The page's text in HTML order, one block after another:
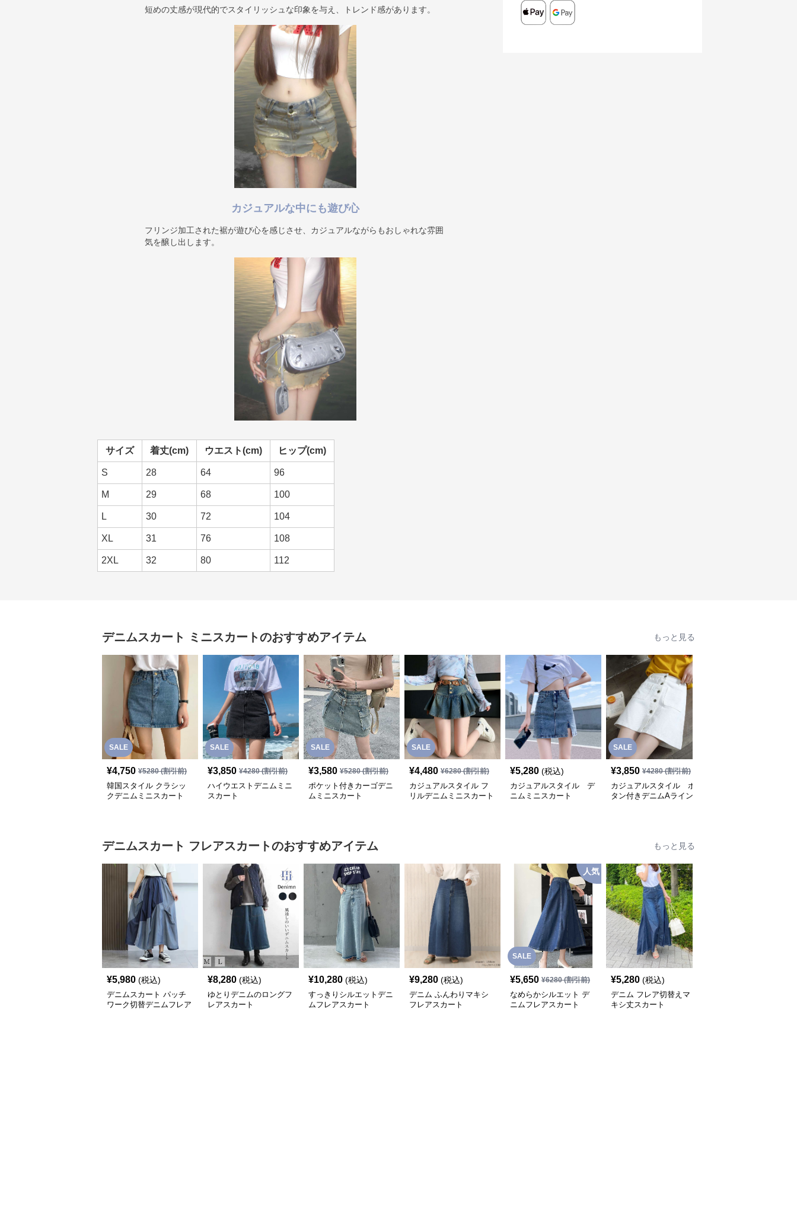
短めの丈感が現代的でスタイリッシュな印象を与え、トレンド感があります。
カジュアルな中にも遊び心
フリンジ加工された裾が遊び心を感じさせ、カジュアルながらもおしゃれな雰囲
気を醸し出します。
サイズ 着丈(cm) ウエスト(cm) ヒップ(cm)
S 28 64 96
M 29 68 100
L 30 72 104
XL 31 76 108
2XL 32 80 112
デニムスカート ミニスカートのおすすめアイテム もっと見る
SALE
¥4,750 ¥5280(割引前)
韓国スタイル クラシッ
クデニムミニスカート
SALE
¥3,850 ¥4280(割引前)
ハイウエストデニムミニ
スカート
SALE
¥3,580 ¥5280(割引前)
ポケット付きカーゴデニ
ムミニスカート
SALE
¥4,480 ¥6280(割引前)
カジュアルスタイル フ
リルデニムミニスカート
¥5,280 (税込)
カジュアルスタイル デ
ニムミニスカート
SALE
¥3,850 ¥4280(割引前)
カジュアルスタイル ボ
タン付きデニムAライン
デニムスカート フレアスカートのおすすめアイテム もっと見る
¥5,980 (税込)
デニムスカート パッチ
ワーク切替デニムフレア
¥8,280 (税込)
ゆとりデニムのロングフ
レアスカート
¥10,280 (税込)
すっきりシルエットデニ
ムフレアスカート
¥9,280 (税込)
デニム ふんわりマキシ
フレアスカート
SALE
人気
¥5,650 ¥6280(割引前)
なめらかシルエット デ
ニムフレアスカート
¥5,280 (税込)
デニム フレア切替えマ
キシ丈スカート